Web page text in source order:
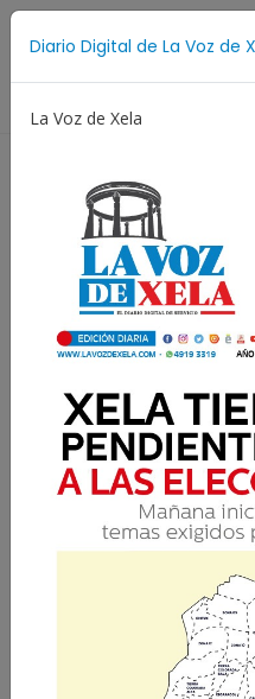
Diario Digital de La Voz de
La Voz de Xela
La
cualidad
La integridad, como
sinónimo de
social. Tenga siempre
todo tiene sentido.
Silvia Morales